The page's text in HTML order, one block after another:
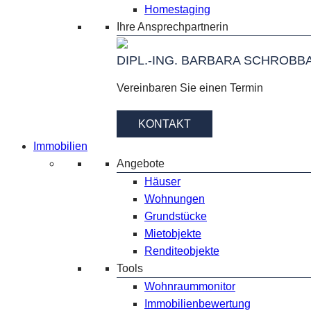
Homestaging
Ihre Ansprechpartnerin
DIPL.-ING. BARBARA
Vereinbaren Sie einen Termin
KONTAKT
Immobilien
Angebote
Häuser
Wohnungen
Grundstücke
Mietobjekte
Renditeobjekte
Tools
Wohnraummonitor
Immobilienbewertung